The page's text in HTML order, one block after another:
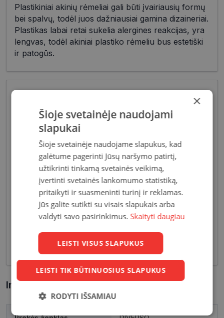
Plastikiniai akinių rėmeliai gali būti įvairiausių formų
bei spalvų, todėl juos dažniausiai gamina dizaineriai.
Plastikas labai retai sukelia alergines reakcijas, yra
lengvas, todėl akiniai plastiko rėmeliu bus estetiški
ir patogūs.
Akiniai moterims dažniausiai pasižymi subtiliais
dizaino elementais, suteikiančiais harmoningą bei
moterišką įvaizdį. Šiandien dienai stilių bei medžiagų
įvairovė leidžia akinių dizaineriams pristatyti Jums
tiek klasikinių, tiek netikėčiausių ir drąsiausių
sprendimų akinių rėmelių. Tai ne tik regėjimo
korekcija, tačiau ir stilingas kasdieninės išvaizdos
Informacija apie prekę
×
Šioje svetainėje naudojami
slapukai
Šioje svetainėje naudojame slapukus, kad
galėtume pagerinti Jūsų naršymo patirtį,
užtikrinti tinkamą svetainės veikimą,
įvertinti svetainės lankomumo statistiką,
pritaikyti ir suasmeninti turinį ir reklamas.
Jūs galite sutikti su visais slapukais arba
valdyti savo pasirinkimus. Skaityti daugiau
LEISTI VISUS SLAPUKUS
LEISTI TIK BŪTINUOSIUS SLAPUKUS
RODYTI IŠSAMIAU